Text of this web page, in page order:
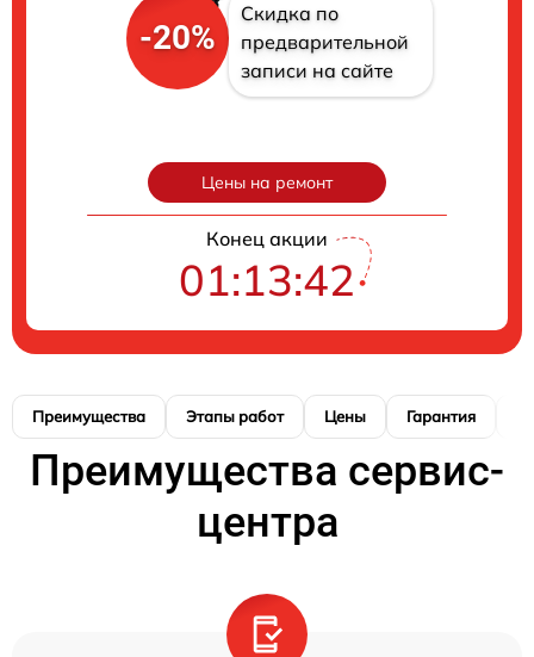
-20%
Скидка по
предварительной
записи на сайте
Цены на ремонт
Конец акции
01:13:40
Преимущества Этапы работ Цены Гарантия
Преимущества сервис-
центра